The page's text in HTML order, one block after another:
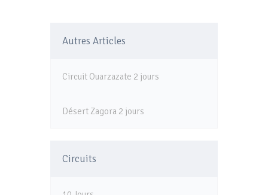
Autres Articles
Circuit Ouarzazate 2 jours
Désert Zagora 2 jours
Circuits